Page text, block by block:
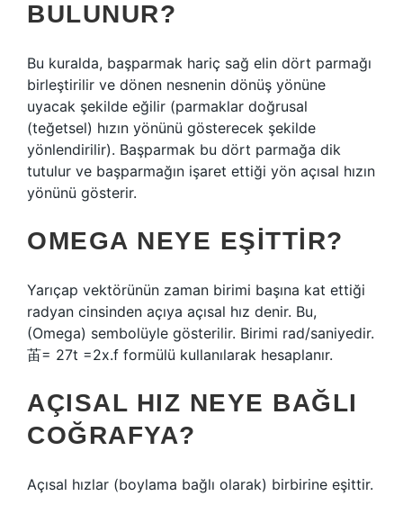
BULUNUR?
Bu kuralda, başparmak hariç sağ elin dört parmağı
birleştirilir ve dönen nesnenin dönüş yönüne
uyacak şekilde eğilir (parmaklar doğrusal
(teğetsel) hızın yönünü gösterecek şekilde
yönlendirilir). Başparmak bu dört parmağa dik
tutulur ve başparmağın işaret ettiği yön açısal hızın
yönünü gösterir.
OMEGA NEYE EŞITTIR?
Yarıçap vektörünün zaman birimi başına kat ettiği
radyan cinsinden açıya açısal hız denir. Bu,
(Omega) sembolüyle gösterilir. Birimi rad/saniyedir.
苖= 27t =2x.f formülü kullanılarak hesaplanır.
AÇISAL HIZ NEYE BAĞLI
COĞRAFYA?
Açısal hızlar (boylama bağlı olarak) birbirine eşittir.